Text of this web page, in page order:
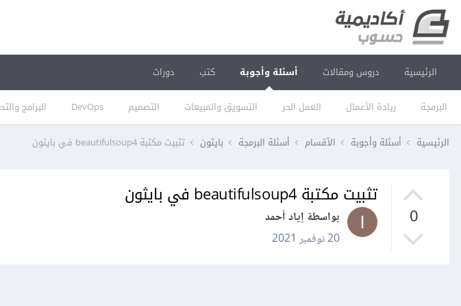
الرئيسية دروس ومقالات أسئلة وأجوبة
البرمجة ريادة الأعمال العمل الحر التسويق والمبيعات التصميم DevOps البرامج
كتب دورات
الرئيسية أسئلة وأجوبة الأقسام أسئلة البرمجة بايثون تثبيت مكتبة beautifulsoup4 في بايثون
0
تثبيت مكتبة beautifulsoup4 في بايثون
بواسطة إياد أحمد
20 نوفمبر 2021